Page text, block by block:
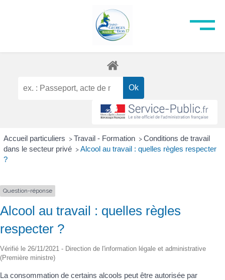
Accueil particuliers > Travail - Formation > Conditions de travail
dans le secteur privé > Alcool au travail : quelles règles respecter
?
Question-réponse
Alcool au travail : quelles règles
respecter ?
Vérifié le 26/11/2021 - Direction de l'information légale et administrative
(Première ministre)
La consommation de certains alcools peut être autorisée par